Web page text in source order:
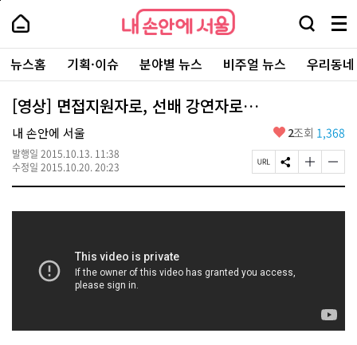
본
로
가
내
손
안
에
서
울
-
서
울
시
대
표
소
포
내
손
에
울
검
창
열
기
메
뉴
전
체
보
주
요
서
뉴스홈 기획·이슈 분야별 뉴스 비주얼 뉴스 우리동
[영상] 면접지원자로, 선배 강연자로…
내 손안에 서울
발행일 2015.10.13. 11:38
수정일 2015.10.20. 20:23
좋
요
2조회 1,368
페
이
U
S
N
공
글
자
기
글
자
기
페
상
단
로